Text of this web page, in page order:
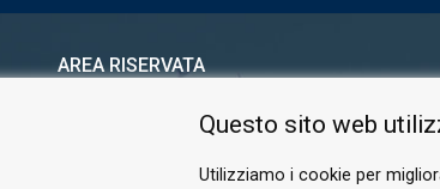
AREA RISERVATA
Questo sito web
Utilizziamo i cookie per